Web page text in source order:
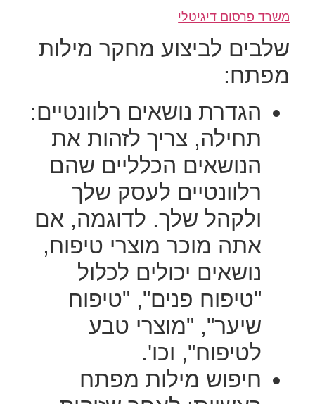
משרד פרסום דיגיטלי
שלבים לביצוע מחקר מילות
מפתח:
הגדרת נושאים רלוונטיים:
תחילה, צריך לזהות את
הנושאים הכלליים שהם
רלוונטיים לעסק שלך
ולקהל שלך. לדוגמה, אם
אתה מוכר מוצרי טיפוח,
נושאים יכולים לכלול
"טיפוח פנים", "טיפוח
שיער", "מוצרי טבע
לטיפוח", וכו'.
חיפוש מילות מפתח